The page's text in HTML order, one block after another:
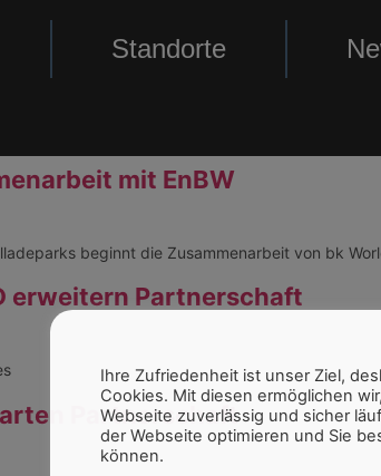
Standorte
mit EnBW
beginnt die Zusammenarbeit von bk
erweitern Partnerschaft
Partnerschaft
Ihre Zufriedenheit ist unser Ziel,
Cookies. Mit diesen ermöglichen
Webseite zuverlässig und sicher
der Webseite optimieren und Sie
können.